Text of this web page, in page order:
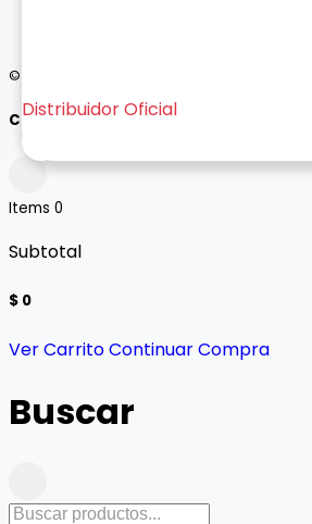
Distribuidor Oficial
© 2026 Bogo - Todos los derechos reservados
Carrito
Items 0
Subtotal
$ 0
Ver CarritoContinuar Compra
Buscar